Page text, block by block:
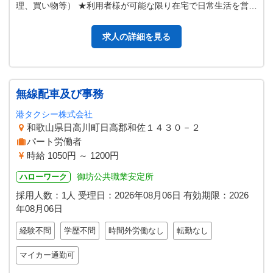
理、買い物等） ★利用者様が可能な限り在宅で日常生活を営む
求人の詳細を見る
無線配車及び事務
港タクシー株式会社
和歌山県日高川町日高郡和佐１４３０－２
パート労働者
時給 1050円 ～ 1200円
ハローワーク 御坊公共職業安定所
採用人数：1人 受理日： 2026年08月06日 有効期限： 2026
年08月06日
経験不問 学歴不問 時間外労働なし 転勤なし
マイカー通勤可